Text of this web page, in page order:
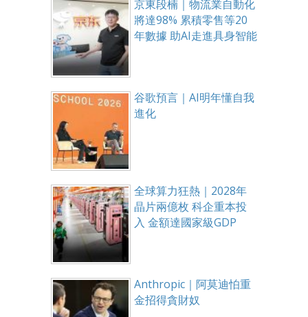
京東段楠｜物流業自動化
將達98% 累積零售等20
年數據 助AI走進具身智能
谷歌預言｜AI明年懂自我
進化
全球算力狂熱｜2028年
晶片兩億枚 科企重本投
入 金額達國家級GDP
Anthropic｜阿莫迪怕重
金招得貪財奴